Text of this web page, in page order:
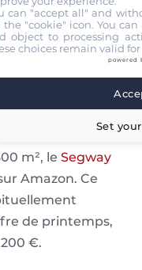
m², le Segway
Amazon. Ce
de printemps,
€.
can "accept all" and
the "cookie" icon. You
object to processing
choices remain valid
powered
Set